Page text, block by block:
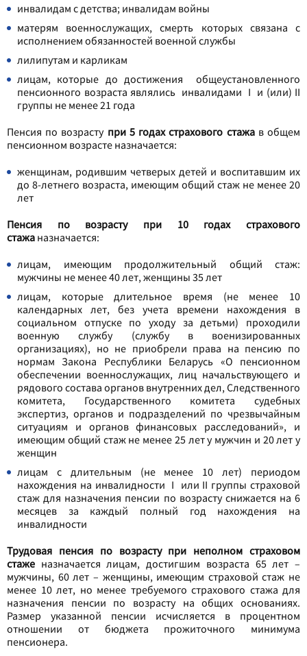
инвалидам с детства; инвалидам войны
матерям военнослужащих, смерть которых связана с
исполнением обязанностей военной службы
лилипутам и карликам
лицам, которые до достижения общеустановленного
пенсионного возраста являлись инвалидами I и (или) II
группы не менее 21 года
Пенсия по возраступри 5 годах страхового стажа в общем
пенсионном возрасте назначается:
женщинам, родившим четверых детей и воспитавшим их
до 8-летнего возраста, имеющим общий стаж не менее 20
лет
Пенсия по возрасту при 10 годах страхового
стажа назначается:
лицам, имеющим продолжительный общий стаж:
мужчины не менее 40 лет, женщины 35 лет
лицам, которые длительное время (не менее 10
календарных лет, без учета времени нахождения в
социальном отпуске по уходу за детьми) проходили
военную службу (службу в военизированных
организациях), но не приобрели права на пенсию по
нормам Закона Республики Беларусь «О пенсионном
обеспечении военнослужащих, лиц начальствующего и
рядового состава органов внутренних дел, Следственного
комитета, Государственного комитета судебных
экспертиз, органов и подразделений по чрезвычайным
ситуациям и органов финансовых расследований», и
имеющим общий стаж не менее 25 лет у мужчин и 20 лет у
женщин
лицам с длительным (не менее 10 лет) периодом
нахождения на инвалидности I или II группы страховой
стаж для назначения пенсии по возрасту снижается на 6
месяцев за каждый полный год нахождения на
инвалидности
Трудовая пенсия по возрасту при неполном страховом
стаже назначается лицам, достигшим возраста 65 лет –
мужчины, 60 лет – женщины, имеющим страховой стаж не
менее 10 лет, но менее требуемого страхового стажа для
назначения пенсии по возрасту на общих основаниях.
Размер указанной пенсии исчисляется в процентном
отношении от бюджета прожиточного минимума
пенсионера.